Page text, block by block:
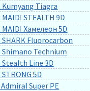
Kumyang Tiagra
STEALTH 9D
MAIDI Хамелеон 5D
SHARK Fluorocarbon
Shimano Technium
Stealth Line 3D
5D
Super PE